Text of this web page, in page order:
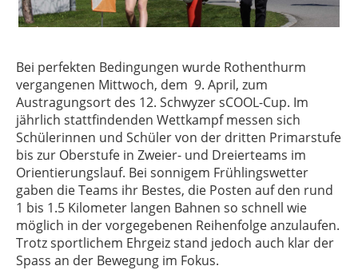
Bei perfekten Bedingungen wurde Rothenthurm
vergangenen Mittwoch, dem 9. April, zum
Austragungsort des 12. Schwyzer sCOOL-Cup. Im
jährlich stattfindenden Wettkampf messen sich
Schülerinnen und Schüler von der dritten Primarstufe
bis zur Oberstufe in Zweier- und Dreierteams im
Orientierungslauf. Bei sonnigem Frühlingswetter
gaben die Teams ihr Bestes, die Posten auf den rund
1 bis 1.5 Kilometer langen Bahnen so schnell wie
möglich in der vorgegebenen Reihenfolge anzulaufen.
Trotz sportlichem Ehrgeiz stand jedoch auch klar der
Spass an der Bewegung im Fokus.